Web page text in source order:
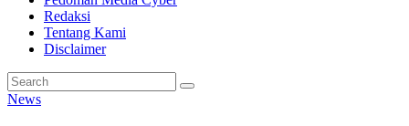
Redaksi
Tentang Kami
Disclaimer
News